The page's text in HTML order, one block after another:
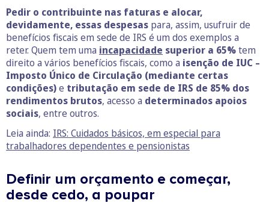
Pedir o contribuinte nas faturas e alocar,
devidamente, essas despesas para, assim, usufruir de
benefícios fiscais em sede de IRS é um dos exemplos a
reter. Quem tem uma incapacidade superior a 65%tem
direito a vários benefícios fiscais, como a isenção de IUC –
Imposto Único de Circulação (mediante certas
condições)e tributação em sede de IRS de 85% dos
rendimentos brutos, acesso a determinados apoios
sociais, entre outros.
Leia ainda: IRS: Cuidados básicos, em especial para
trabalhadores dependentes e pensionistas
Definir um orçamento e começar,
desde cedo, a poupar